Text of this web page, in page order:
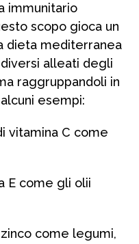
immunitario
scopo gioca un
dieta mediterranea
alleati degli
raggruppandoli in
esempi:
vitamina C come
E come gli olii
come legumi,